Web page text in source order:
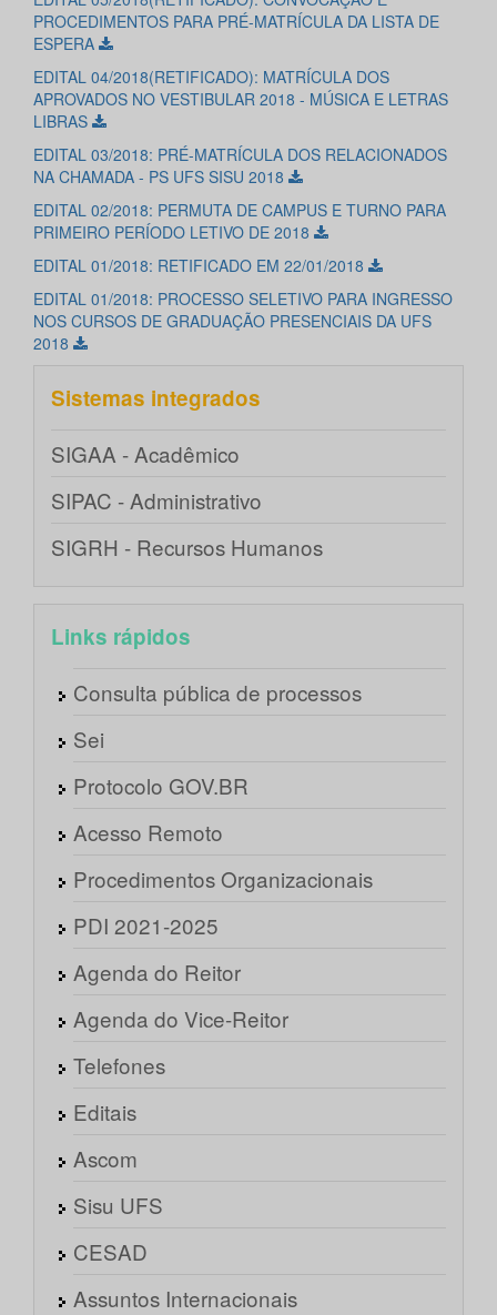
PROCEDIMENTOS PARA PRÉ-MATRÍCULA DA LISTA DE
ESPERA
EDITAL 04/2018(RETIFICADO): MATRÍCULA DOS
APROVADOS NO VESTIBULAR 2018 - MÚSICA E LETRAS
LIBRAS
EDITAL 03/2018: PRÉ-MATRÍCULA DOS RELACIONADOS
NA CHAMADA - PS UFS SISU 2018
EDITAL 02/2018: PERMUTA DE CAMPUS E TURNO PARA
PRIMEIRO PERÍODO LETIVO DE 2018
EDITAL 01/2018: RETIFICADO EM 22/01/2018
EDITAL 01/2018: PROCESSO SELETIVO PARA INGRESSO
NOS CURSOS DE GRADUAÇÃO PRESENCIAIS DA UFS
2018
Sistemas integrados
SIGAA - Acadêmico
SIPAC - Administrativo
SIGRH - Recursos Humanos
Links rápidos
Consulta pública de processos
Sei
Protocolo GOV.BR
Acesso Remoto
Procedimentos Organizacionais
PDI 2021-2025
Agenda do Reitor
Agenda do Vice-Reitor
Telefones
Editais
Ascom
Sisu UFS
CESAD
Assuntos Internacionais